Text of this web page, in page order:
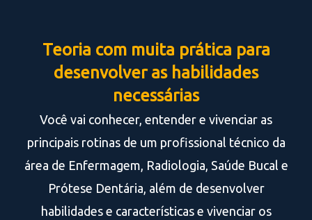
Teoria com muita prática para
desenvolver as habilidades
necessárias
Você vai conhecer, entender e vivenciar as
principais rotinas de um profissional técnico da
área de Enfermagem, Radiologia, Saúde Bucal e
Prótese Dentária, além de desenvolver
habilidades e características e vivenciar os